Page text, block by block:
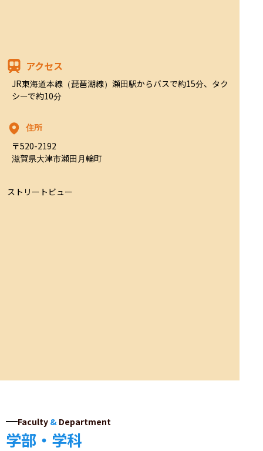
アクセス
JR東海道本線（琵琶湖線）瀬田駅からバスで約15分、タク
シーで約10分
住所
〒520-2192
滋賀県大津市瀬田月輪町
ストリートビュー
Faculty & Department
学部・学科